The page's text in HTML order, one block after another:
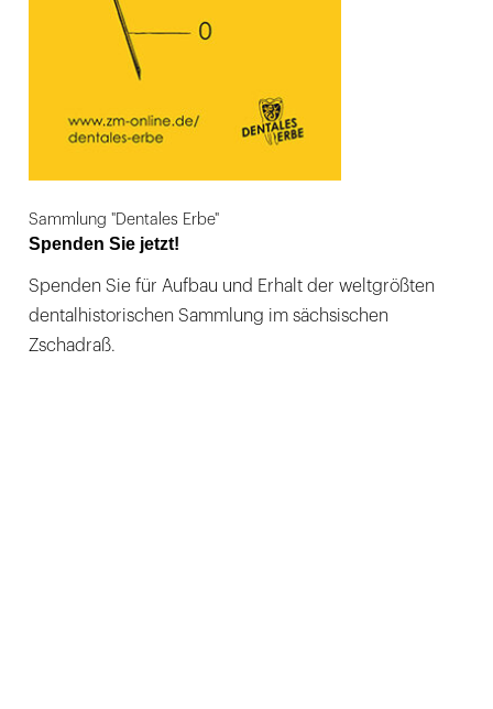
Sammlung "Dentales Erbe"
Spenden Sie jetzt!
Spenden Sie für Aufbau und Erhalt der weltgrößten
dentalhistorischen Sammlung im sächsischen
Zschadraß.